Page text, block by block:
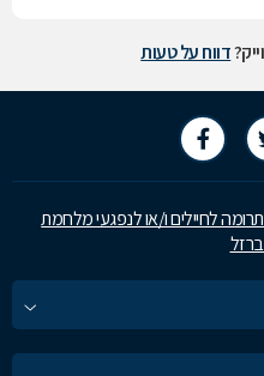
דווח על טעות
לחיילים ו/או לנפגעי מלחמת